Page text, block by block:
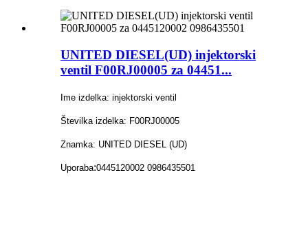
UNITED DIESEL(UD) injektorski
ventil F00RJ00005 za 04451...
Ime izdelka: injektorski ventil
Številka izdelka: F00RJ00005
Znamka: UNITED DIESEL (UD)
Uporaba:0445120002 0986435501